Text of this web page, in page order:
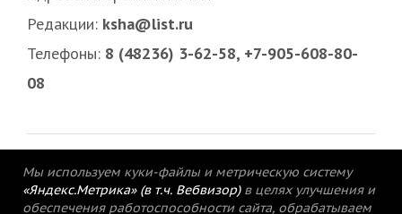
Редакции: ksha@list.ru
Телефоны: 8 (48236) 3-62-58, +7-905-608-80-
08
Мы используем куки-файлы и метрическую систему
«Яндекс.Метрика» (в т.ч. Вебвизор) в целях улучшения и
обеспечения работоспособности сайта, обрабатываем